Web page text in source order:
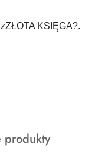
KSIĘGA?.
produkty